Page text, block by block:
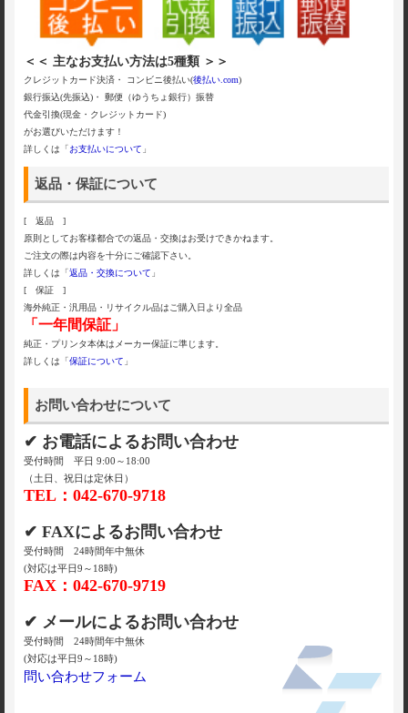
＜＜ 主なお支払い方法は5種類 ＞＞
クレジットカード決済・ コンビニ後払い(後払い.com)
銀行振込(先振込)・ 郵便（ゆうちょ銀行）振替
代金引換(現金・クレジットカード)
がお選びいただけます！
詳しくは「お支払いについて 」
返品・保証について
[ 返品 ]
原則としてお客様都合での返品・交換はお受けできかねます。
ご注文の際は内容を十分にご確認下さい。
詳しくは「返品・交換について 」
[ 保証 ]
海外純正・汎用品・リサイクル品はご購入日より全品
「一年間保証」
純正・プリンタ本体はメーカー保証に準じます。
詳しくは「保証について 」
お問い合わせについて
✔ お電話によるお問い合わせ
受付時間 平日 9:00～18:00
（土日、祝日は定休日）
TEL：042-670-9718
✔ FAXによるお問い合わせ
受付時間 24時間年中無休
(対応は平日9～18時)
FAX：042-670-9719
✔ メールによるお問い合わせ
受付時間 24時間年中無休
(対応は平日9～18時)
問い合わせフォーム